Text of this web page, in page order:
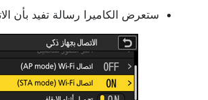
ستعرض الكاميرا رسالة تفيد بأن